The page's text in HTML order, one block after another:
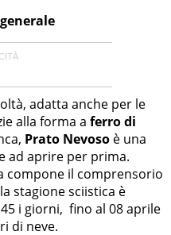
adatta anche per le
alla forma a ferro di
Prato Nevoso è una
ad aprire per prima.
compone il comprensorio
stagione sciistica è
i giorni, fino al 08 aprile
di neve.